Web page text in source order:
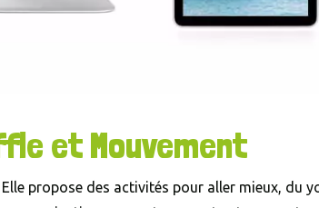
et Mouvement
propose des activités pour aller mieux, du